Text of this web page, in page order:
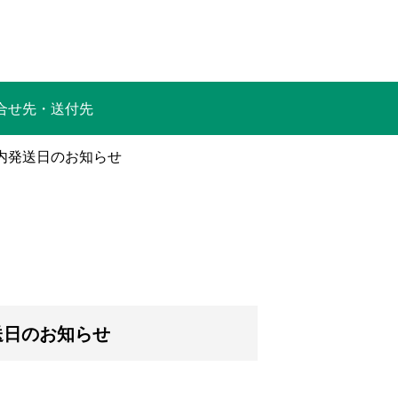
せ先・送付先
送日のお知らせ
のお知らせ